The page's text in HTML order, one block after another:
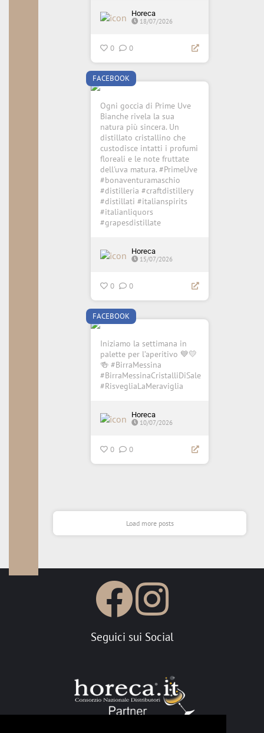
Horeca
18/07/2026
0 0
FACEBOOK
Ogni goccia di Prime Uve
Bianche rivela la sua
natura più sincera. Un
distillato cristallino che
custodisce intatti i profumi
floreali e le note fruttate
dell'uva matura. #PrimeUve
#bonaventuramaschio
#distilleria #craftdistillery
#distillati #italianspirits
#italianliquors
#grapesdistillate
Horeca
15/07/2026
0 0
FACEBOOK
Iniziamo la settimana in
palette per l’aperitivo 💙💛
🍻 #BirraMessina
#BirraMessinaCristalliDiSale
#RisvegliaLaMeraviglia
Horeca
10/07/2026
0 0
Load more posts
Seguici sui Social